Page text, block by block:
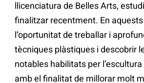
llicenciatura de Belles Arts,
finalitzar recentment. En
l’oportunitat de treballar i
tècniques plàstiques i descobrir
notables habilitats per
amb el finalitat de millorar molt